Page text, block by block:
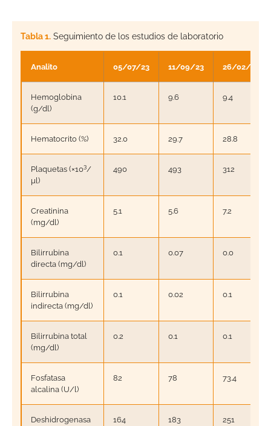
Tabla 1. Seguimiento de los estudios de laboratorio
Analito 05/07/23 11/09/23 26/02/24
Hemoglobina
(g/dl)
10.1 9.6 9.4
Hematocrito (%) 32.0 29.7 28.8
Plaquetas (×103/
µl)
490 493 312
Creatinina
(mg/dl)
5.1 5.6 7.2
Bilirrubina
directa (mg/dl)
0.1 0.07 0.0
Bilirrubina
indirecta (mg/dl)
0.1 0.02 0.1
Bilirrubina total
(mg/dl)
0.2 0.1 0.1
Fosfatasa
alcalina (U/l)
82 78 73.4
Deshidrogenasa
164 183 251